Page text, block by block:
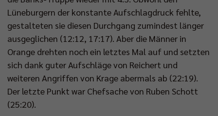
Lüneburgern der konstante Aufschlagdruck fehlte,
gestalteten sie diesen Durchgang zumindest länger
ausgeglichen (12:12, 17:17). Aber die Männer in
Orange drehten noch ein letztes Mal auf und setzten
sich dank guter Aufschläge von Reichert und
weiteren Angriffen von Krage abermals ab (22:19).
Der letzte Punkt war Chefsache von Ruben Schott
(25:20).